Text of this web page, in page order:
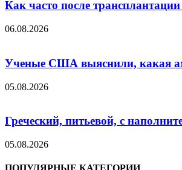
Как часто после
06.08.2026
Ученые США выяснили, какая
05.08.2026
Греческий, питьевой, с
05.08.2026